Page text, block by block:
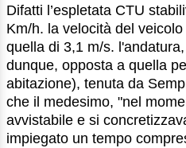
Difatti l’espletata CTU
Km/h. la velocità del
quella di 3,1 m/s.
dunque, opposta a quella
abitazione), tenuta da
che il medesimo, "nel
avvistabile e si
impiegato un tempo